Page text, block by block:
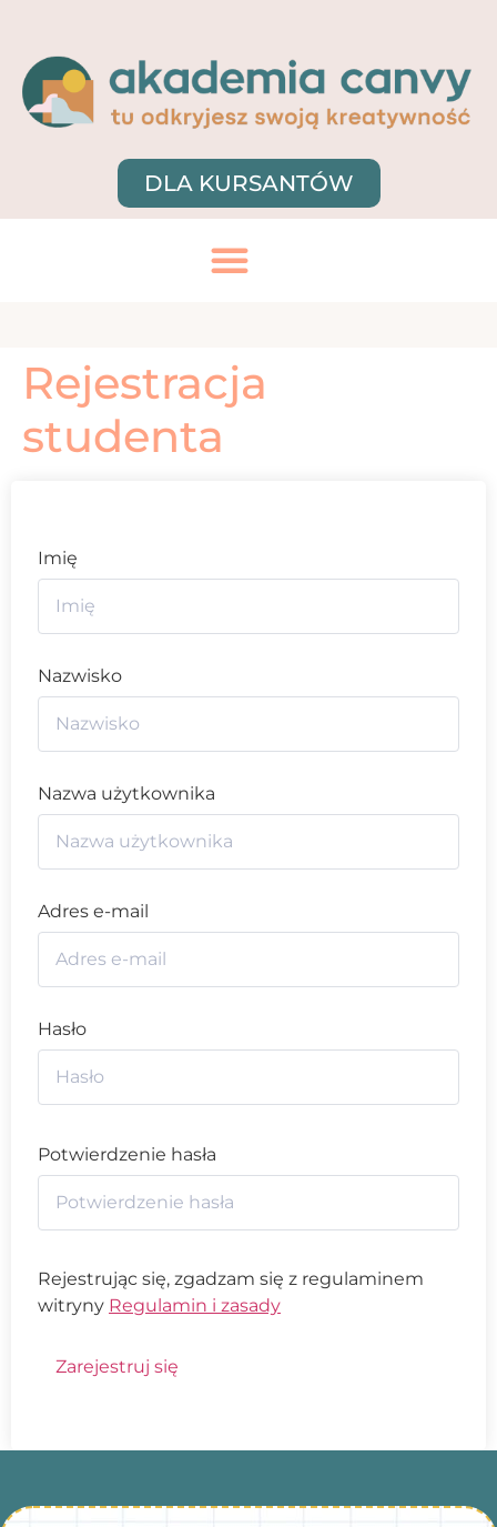
DLA KURSANTÓW
Rejestracja
studenta
Imię
Nazwisko
Nazwa użytkownika
Adres e-mail
Hasło
Potwierdzenie hasła
Rejestrując się, zgadzam się z regulaminem
witryny Regulamin i zasady
Zarejestruj się